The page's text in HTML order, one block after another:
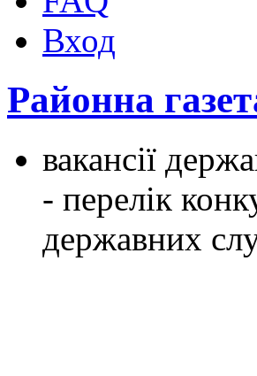
Вход
Районна
вакансії
- перелік
державних